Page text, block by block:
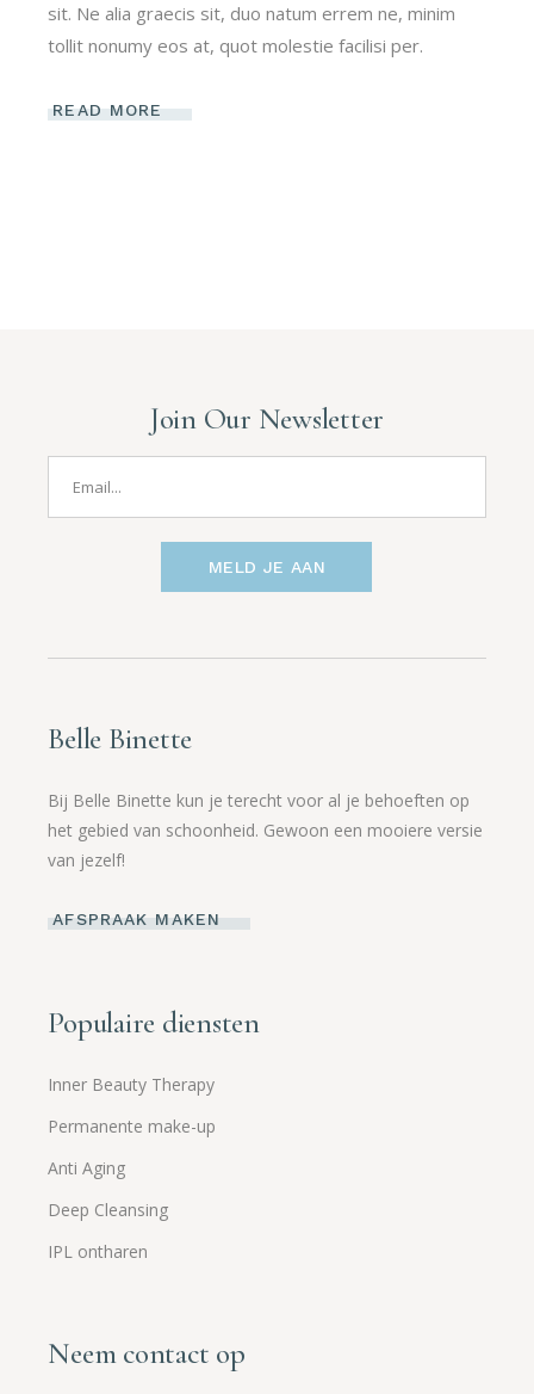
sit. Ne alia graecis sit, duo natum errem ne, minim
tollit nonumy eos at, quot molestie facilisi per.
READ MORE
Join Our Newsletter
MELD JE AAN
Belle Binette
Bij Belle Binette kun je terecht voor al je behoeften op
het gebied van schoonheid. Gewoon een mooiere versie
van jezelf!
AFSPRAAK MAKEN
Populaire diensten
Inner Beauty Therapy
Permanente make-up
Anti Aging
Deep Cleansing
IPL ontharen
Neem contact op